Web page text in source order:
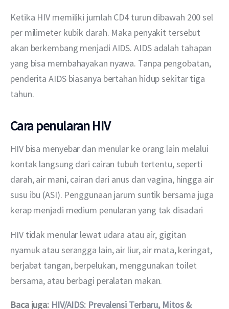
Ketika HIV memiliki jumlah CD4 turun dibawah 200 sel
per milimeter kubik darah. Maka penyakit tersebut
akan berkembang menjadi AIDS. AIDS adalah tahapan
yang bisa membahayakan nyawa. Tanpa pengobatan,
penderita AIDS biasanya bertahan hidup sekitar tiga
tahun.
Cara penularan HIV
HIV bisa menyebar dan menular ke orang lain melalui
kontak langsung dari cairan tubuh tertentu, seperti
darah, air mani, cairan dari anus dan vagina, hingga air
susu ibu (ASI). Penggunaan jarum suntik bersama juga
kerap menjadi medium penularan yang tak disadari
HIV tidak menular lewat udara atau air, gigitan
nyamuk atau serangga lain, air liur, air mata, keringat,
berjabat tangan, berpelukan, menggunakan toilet
bersama, atau berbagi peralatan makan.
Baca juga: HIV/AIDS: Prevalensi Terbaru, Mitos &